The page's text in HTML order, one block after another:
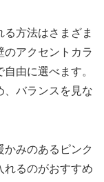
方法はさまざま
のアクセントカラ
由に選べます。
、バランスを見な
みのあるピンク
れるのがおすすめ